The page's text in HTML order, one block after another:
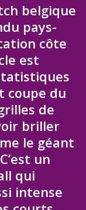
belgique
pays-
côte
est
coupe du
de
briller
le géant
un
qui
intense